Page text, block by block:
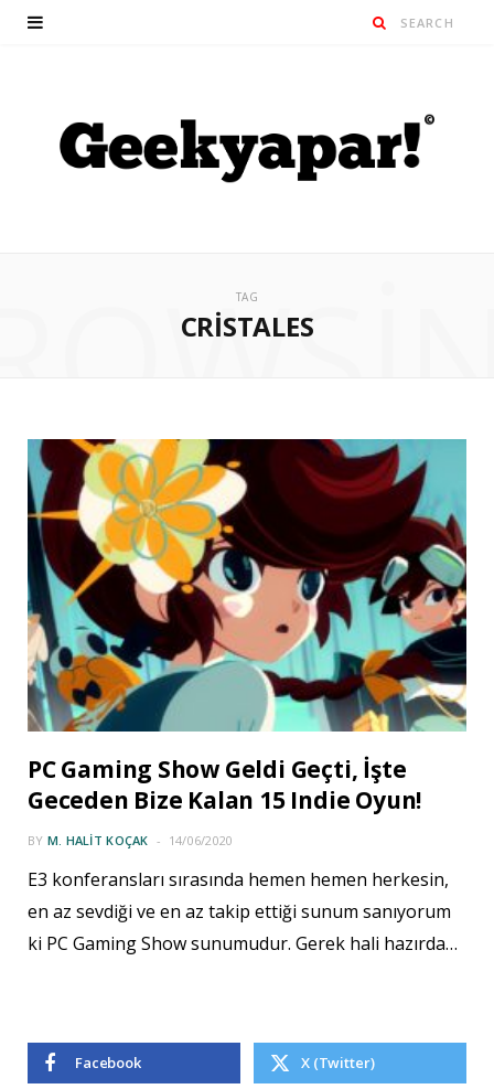
TAG
CRISTALES
PC Gaming Show Geldi Geçti, İşte
Geceden Bize Kalan 15 Indie Oyun!
BY M. HALIT KOÇAK 14/06/2020
E3 konferansları sırasında hemen hemen herkesin,
en az sevdiği ve en az takip ettiği sunum sanıyorum
ki PC Gaming Show sunumudur. Gerek hali hazırda…
Facebook X (Twitter)